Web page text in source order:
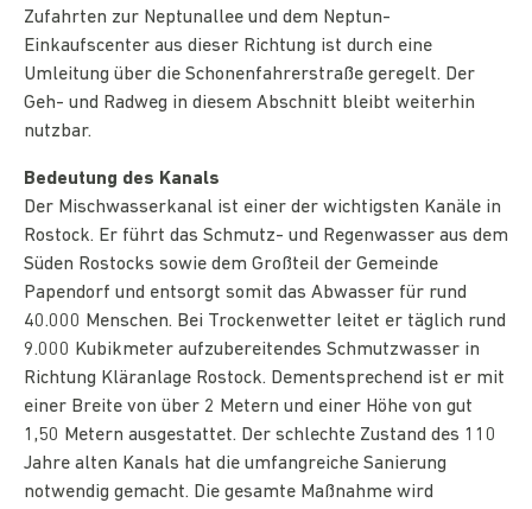
Zufahrten zur Neptunallee und dem Neptun-
Einkaufscenter aus dieser Richtung ist durch eine
Umleitung über die Schonenfahrerstraße geregelt. Der
Geh- und Radweg in diesem Abschnitt bleibt weiterhin
nutzbar.
Bedeutung des Kanals
Der Mischwasserkanal ist einer der wichtigsten Kanäle in
Rostock. Er führt das Schmutz- und Regenwasser aus dem
Süden Rostocks sowie dem Großteil der Gemeinde
Papendorf und entsorgt somit das Abwasser für rund
40.000 Menschen. Bei Trockenwetter leitet er täglich rund
9.000 Kubikmeter aufzubereitendes Schmutzwasser in
Richtung Kläranlage Rostock. Dementsprechend ist er mit
einer Breite von über 2 Metern und einer Höhe von gut
1,50 Metern ausgestattet. Der schlechte Zustand des 110
Jahre alten Kanals hat die umfangreiche Sanierung
notwendig gemacht. Die gesamte Maßnahme wird